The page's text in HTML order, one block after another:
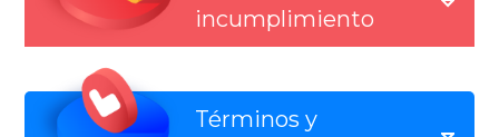
incumplimiento
Términos y